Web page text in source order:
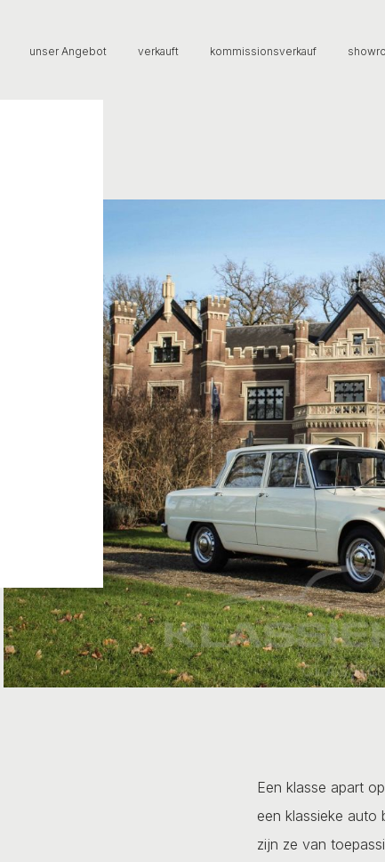
unser Angebot verkauft kommissionsverkauf
Een klasse apart
een klassieke auto
zijn ze van